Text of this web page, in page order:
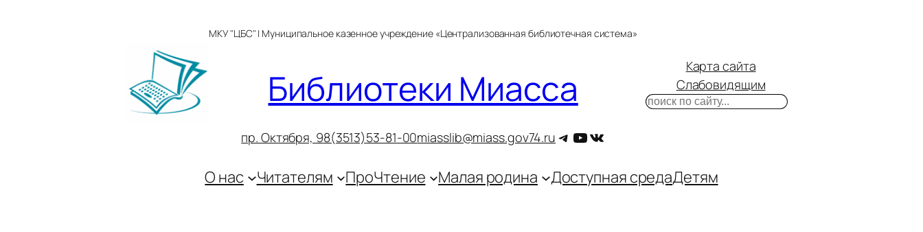
МКУ "ЦБС" | Муниципальное казенное учреждение «Централизованная библиотечная система»
Библиотеки Миасса
пр. Октября, 98(3513)53-81-00miasslib@miass.gov74.ru Telegram
YouTube
ВКонтакте
Карта сайта
Слабовидящим
Поиск
О нас Читателям ПроЧтение Малая родина Доступная средаДетям